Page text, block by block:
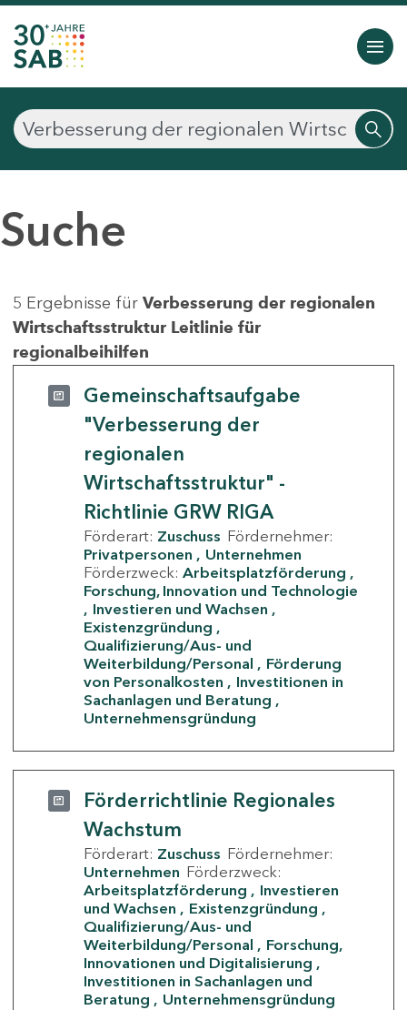
Suche
5 Ergebnisse für Verbesserung der regionalen
Wirtschaftsstruktur Leitlinie für
regionalbeihilfen
Gemeinschaftsaufgabe
"Verbesserung der
regionalen
Wirtschaftsstruktur" -
Richtlinie GRW RIGA
Förderart: Zuschuss Fördernehmer:
Privatpersonen
Unternehmen
Förderzweck: Arbeitsplatzförderung
Forschung, Innovation und Technologie
Investieren und Wachsen
Existenzgründung
Qualifizierung/Aus- und
Weiterbildung/Personal
Förderung
von Personalkosten
Investitionen in
Sachanlagen und Beratung
Unternehmensgründung
Förderrichtlinie Regionales
Wachstum
Förderart: Zuschuss Fördernehmer:
Unternehmen Förderzweck:
Arbeitsplatzförderung
Investieren
und Wachsen
Existenzgründung
Qualifizierung/Aus- und
Weiterbildung/Personal
Forschung,
Innovationen und Digitalisierung
Investitionen in Sachanlagen und
Beratung
Unternehmensgründung